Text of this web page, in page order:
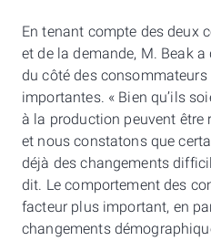
En tenant compte des deux
et de la demande, M. Beak
du côté des
importantes. « Bien qu’ils
à la production peuvent être
et nous constatons que
déjà des changements
dit. Le comportement des
facteur plus important, en
changements